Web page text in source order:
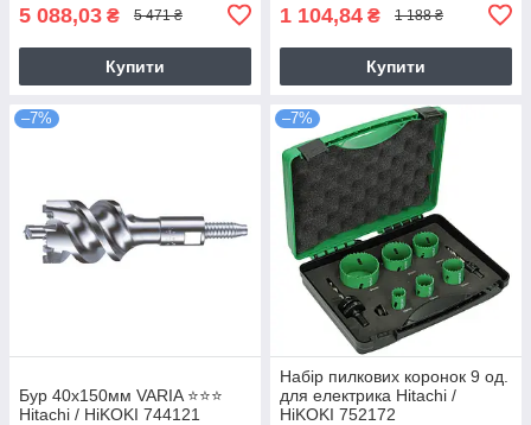
5 088,03 ₴ 5 471 ₴
Купити
1 104,84 ₴ 1 188 ₴
Купити
–7%
Бур 40х150мм VARIA ⭐️⭐️⭐️
Hitachi / HiKOKI 744121
–7%
Набір пилкових коронок 9 од.
для електрика Hitachi /
HiKOKI 752172